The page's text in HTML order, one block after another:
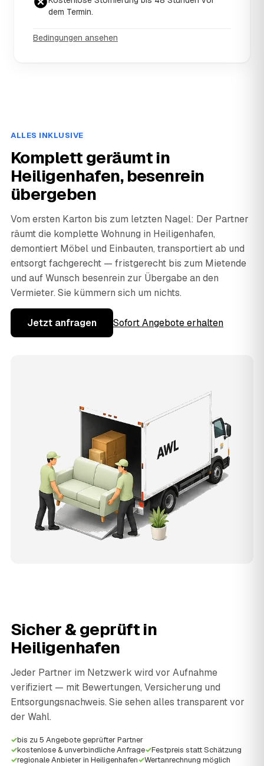
dem Termin.
Bedingungen ansehen
ALLES INKLUSIVE
Komplett geräumt in
Heiligenhafen, besenrein
übergeben
Vom ersten Karton bis zum letzten Nagel: Der Partner
räumt die komplette Wohnung in Heiligenhafen,
demontiert Möbel und Einbauten, transportiert ab und
entsorgt fachgerecht — fristgerecht bis zum Mietende
und auf Wunsch besenrein zur Übergabe an den
Vermieter. Sie kümmern sich um nichts.
Jetzt anfragen Sofort Angebote erhalten
Sicher & geprüft in
Heiligenhafen
Jeder Partner im Netzwerk wird vor Aufnahme
verifiziert — mit Bewertungen, Versicherung und
Entsorgungsnachweis. Sie sehen alles transparent vor
der Wahl.
✓bis zu 5 Angebote geprüfter Partner
✓kostenlose & unverbindliche Anfrage✓Festpreis statt Schätzung
✓regionale Anbieter in Heiligenhafen✓Wertanrechnung möglich